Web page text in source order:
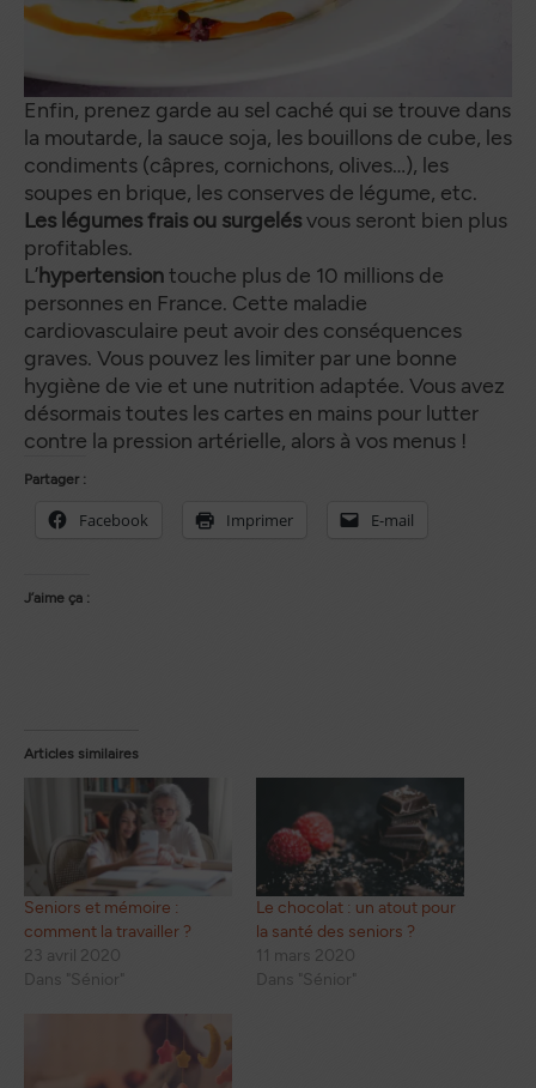
Enfin, prenez garde au sel caché qui se trouve dans
la moutarde, la sauce soja, les bouillons de cube, les
condiments (câpres, cornichons, olives…), les
soupes en brique, les conserves de légume, etc.
Les légumes frais ou surgelésvous seront bien plus
profitables.
L’hypertensiontouche plus de 10 millions de
personnes en France. Cette maladie
cardiovasculaire peut avoir des conséquences
graves. Vous pouvez les limiter par une bonne
hygiène de vie et une nutrition adaptée. Vous avez
désormais toutes les cartes en mains pour lutter
contre la pression artérielle, alors à vos menus !
Partager :
Facebook Imprimer E-mail
J’aime ça :
Articles similaires
Seniors et mémoire :
comment la travailler ?
23 avril 2020
Dans "Sénior"
Le chocolat : un atout pour
la santé des seniors ?
11 mars 2020
Dans "Sénior"